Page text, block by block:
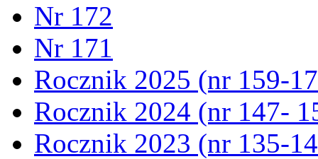
Nr 172
Nr 171
Rocznik 2025 (nr 159-
Rocznik 2024 (nr 147-
Rocznik 2023 (nr 135-